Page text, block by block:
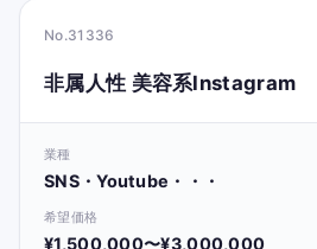
No.31336
非属人性 美容系Instagram
業種
SNS・Youtube・・・
希望価格
¥1,500,000〜¥3,000,000